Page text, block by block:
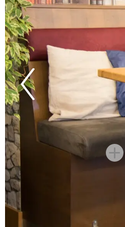
Maße 10170:
Gesamthöhe 80 cm
Sitzhöhe 80 cm
Gesamtbreite 35 cm
Sitzbreite 35 cm
Gesamttiefe 35 cm
Sitztiefe 35 cm
Maße 10170-A:
Gesamthöhe 65 cm
Sitzhöhe 65 cm
Gesamtbreite 35 cm
Sitzbreite 35 cm
Gesamttiefe 35 cm
Sitztiefe 35 cm